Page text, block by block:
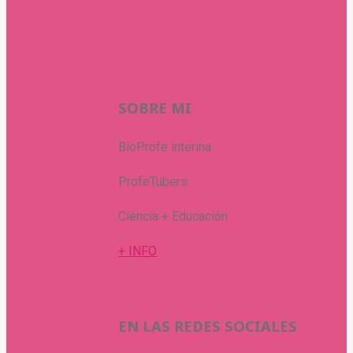
SOBRE MI
BioProfe interina
ProfeTubers
Ciencia + Educación
+ INFO
EN LAS REDES SOCIALES